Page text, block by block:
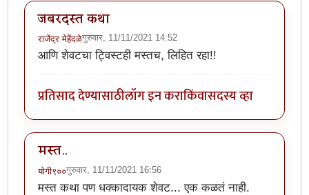
जबरदस्त कथा
राजेंद्र मेहेंदळेगुरुवार, 11/11/2021 14:52
आणि शेवटचा ट्विस्टही मस्तच, लिहित रहा!!
प्रतिसाद देण्यासाठीलॉग इन कराकिंवासदस्य व्हा
मस्त..
योगी९००गुरुवार, 11/11/2021 16:56
मस्त कथा पण धक्कादायक शेवट... एक कळतं नाही.